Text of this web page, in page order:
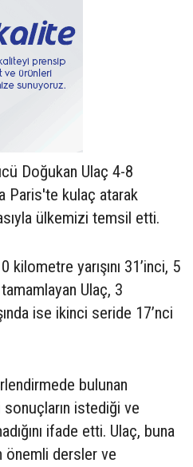
Doğukan Ulaç 4-8
Paris'te kulaç atarak
ülkemizi temsil etti.
kilometre yarışını 31’inci, 5
Ulaç, 3
ise ikinci seride 17’nci
bulunan
istediği ve
ifade etti. Ulaç, buna
önemli dersler ve